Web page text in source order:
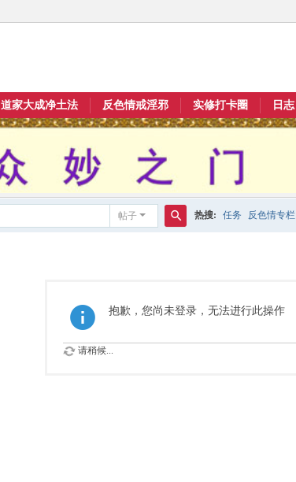
道家大成净土法 反色情戒淫邪 实修打卡圈 日志
帖子 热搜: 任务 反色情专栏
抱歉，您尚未登录，无法进行此操作
请稍候...